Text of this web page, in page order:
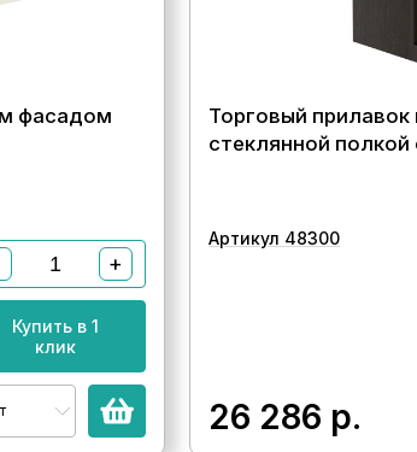
фасадом
+
Купить в 1
клик
Торговый
стеклянной
Артикул 48300
26 286 р.